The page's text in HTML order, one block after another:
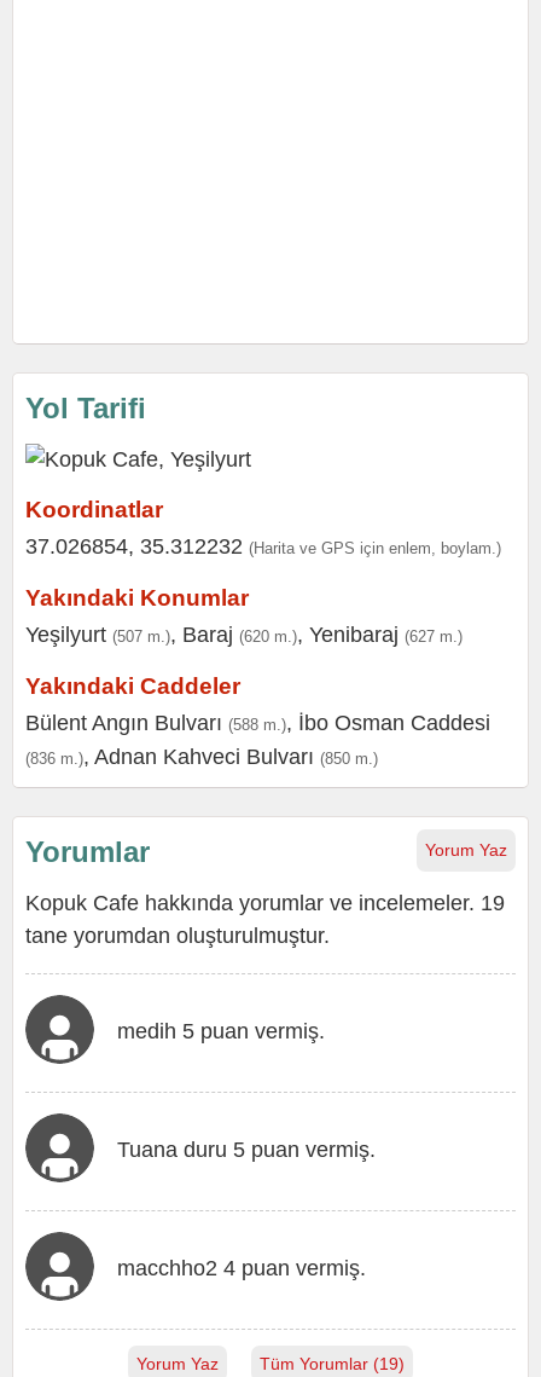
Yol Tarifi
Koordinatlar
37.026854, 35.312232 (Harita ve GPS için enlem, boylam.)
Yakındaki Konumlar
Yeşilyurt (507 m.), Baraj (620 m.), Yenibaraj (627 m.)
Yakındaki Caddeler
Bülent Angın Bulvarı (588 m.), İbo Osman Caddesi
(836 m.), Adnan Kahveci Bulvarı (850 m.)
Yorum Yaz
Yorumlar
Kopuk Cafe hakkında yorumlar ve incelemeler. 19
tane yorumdan oluşturulmuştur.
medih 5 puan vermiş.
Tuana duru 5 puan vermiş.
macchho2 4 puan vermiş.
Yorum Yaz Tüm Yorumlar (19)